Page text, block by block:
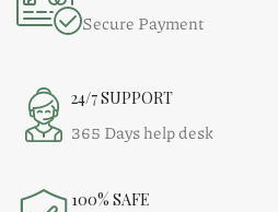
Secure Payment
24/7 SUPPORT
365 Days help desk
100% SAFE